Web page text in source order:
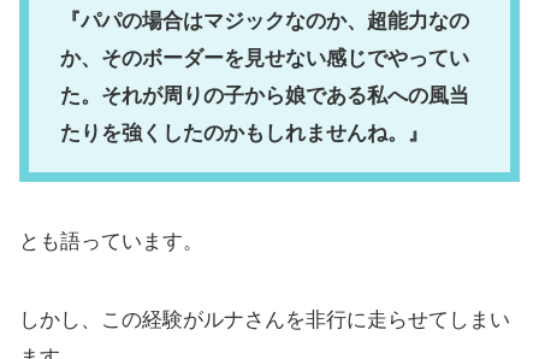
『パパの場合はマジックなのか、超能力なの
か、そのボーダーを見せない感じでやってい
た。それが周りの子から娘である私への風当
たりを強くしたのかもしれませんね。』
とも語っています。
しかし、この経験がルナさんを非行に走らせてしまい